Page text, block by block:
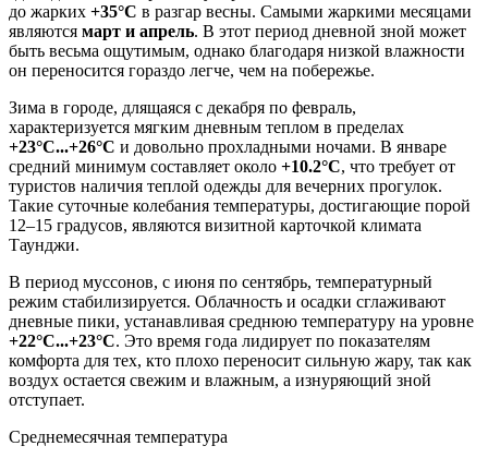
до жарких +35°C в разгар весны. Самыми жаркими месяцами
являются март и апрель. В этот период дневной зной может
быть весьма ощутимым, однако благодаря низкой влажности
он переносится гораздо легче, чем на побережье.
Зима в городе, длящаяся с декабря по февраль,
характеризуется мягким дневным теплом в пределах
+23°C...+26°C и довольно прохладными ночами. В январе
средний минимум составляет около +10.2°C, что требует от
туристов наличия теплой одежды для вечерних прогулок.
Такие суточные колебания температуры, достигающие порой
12–15 градусов, являются визитной карточкой климата
Таунджи.
В период муссонов, с июня по сентябрь, температурный
режим стабилизируется. Облачность и осадки сглаживают
дневные пики, устанавливая среднюю температуру на уровне
+22°C...+23°C. Это время года лидирует по показателям
комфорта для тех, кто плохо переносит сильную жару, так как
воздух остается свежим и влажным, а изнуряющий зной
отступает.
Среднемесячная температура